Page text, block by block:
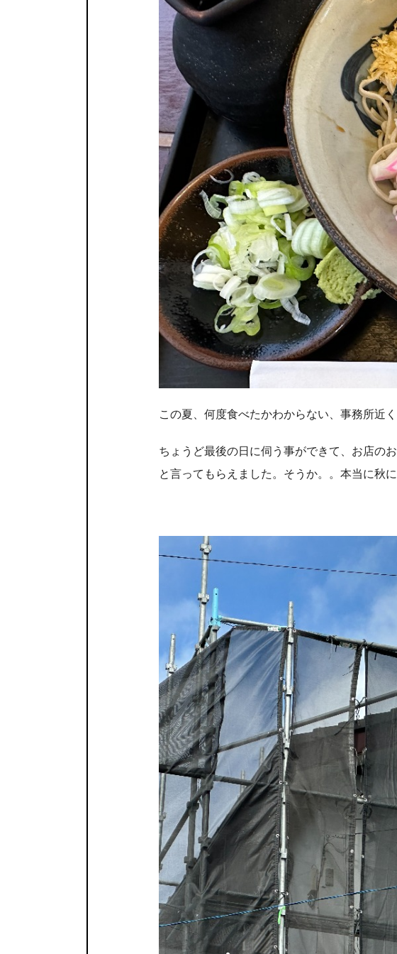
この夏、何度食べたかわからない、事務所近
ちょうど最後の日に伺う事ができて、お店の
と言ってもらえました。そうか。。本当に秋